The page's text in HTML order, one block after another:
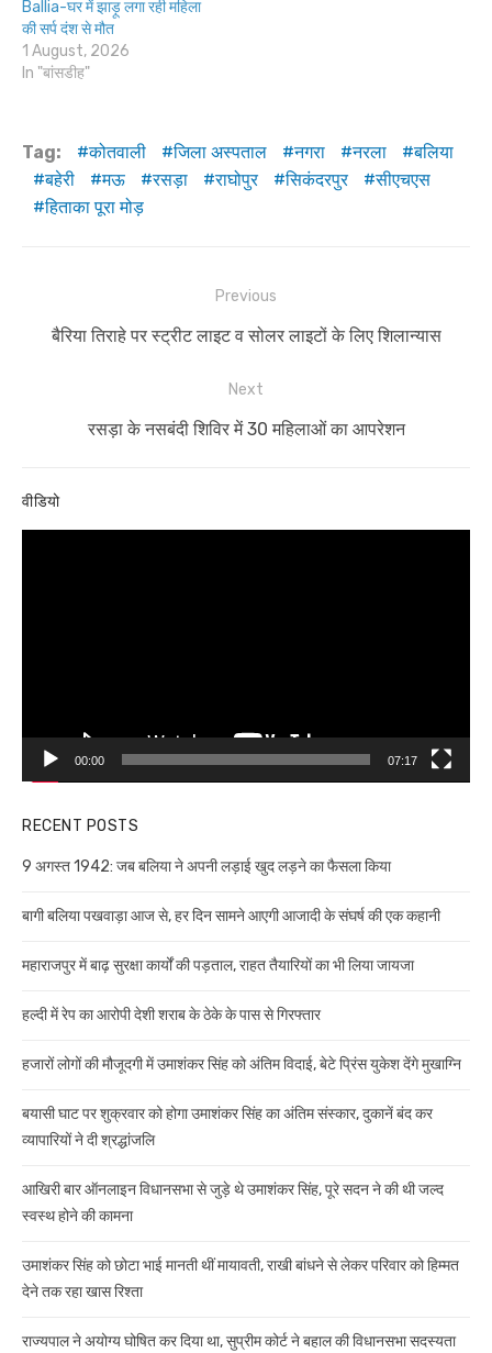
Ballia-घर में झाड़ू लगा रही महिला
की सर्प दंश से मौत
1 August, 2026
In "बांसडीह"
Tag: कोतवाली जिला अस्पताल नगरा नरला
बलिया
बहेरी
मऊ रसड़ा राघोपुर सिकंदरपुर
सीएचएस
हिताका पूरा मोड़
navigation
Previous
Previous
बैरिया तिराहे पर स्ट्रीट लाइट व सोलर लाइटों के लिए शिलान्यास
Next
Next
रसड़ा के नसबंदी शिविर में 30 महिलाओं का आपरेशन
वीडियो
00:00 07:17
RECENT POSTS
9 अगस्त 1942: जब बलिया ने अपनी लड़ाई खुद लड़ने का फैसला किया
बागी बलिया पखवाड़ा आज से, हर दिन सामने आएगी आजादी के संघर्ष की एक कहानी
महाराजपुर में बाढ़ सुरक्षा कार्यों की पड़ताल, राहत तैयारियों का भी लिया जायजा
हल्दी में रेप का आरोपी देशी शराब के ठेके के पास से गिरफ्तार
हजारों लोगों की मौजूदगी में उमाशंकर सिंह को अंतिम विदाई, बेटे प्रिंस युकेश देंगे मुखाग्नि
बयासी घाट पर शुक्रवार को होगा उमाशंकर सिंह का अंतिम संस्कार, दुकानें बंद कर
व्यापारियों ने दी श्रद्धांजलि
आखिरी बार ऑनलाइन विधानसभा से जुड़े थे उमाशंकर सिंह, पूरे सदन ने की थी जल्द
स्वस्थ होने की कामना
उमाशंकर सिंह को छोटा भाई मानती थीं मायावती, राखी बांधने से लेकर परिवार को हिम्मत
देने तक रहा खास रिश्ता
राज्यपाल ने अयोग्य घोषित कर दिया था, सुप्रीम कोर्ट ने बहाल की विधानसभा सदस्यता